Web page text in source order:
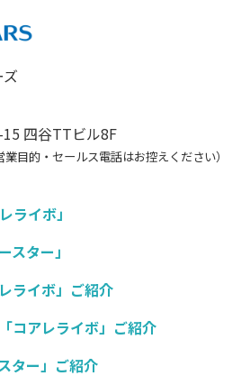
四谷TTビル8F
業目的・セールス電話はお控えください）
ライボ」
スター」
レライボ」ご紹介
「コアレライボ」ご紹介
ター」ご紹介